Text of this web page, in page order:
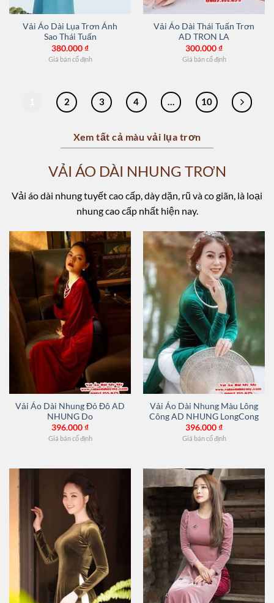
Vải Áo Dài Lụa Trơn Ánh
Sao Thái Tuấn
380.000₫
Giá bán cố định
Vải Áo Dài Thái Tuấn Trơn
AD TRON LA
300.000₫
Giá bán cố định
2 3 4 … 10
Xem tất cả màu vải lụa trơn
VẢI ÁO DÀI NHUNG TRƠN
Vải áo dài nhung tuyết cao cấp, dày dặn, rũ và co giãn, là loại
nhung cao cấp nhất hiện nay.
Vải Áo Dài Nhung Đỏ Đô AD
NHUNG Do
396.000₫
Giá bán cố định
Vải Áo Dài Nhung Màu Lông
Công AD NHUNG LongCong
396.000₫
Giá bán cố định